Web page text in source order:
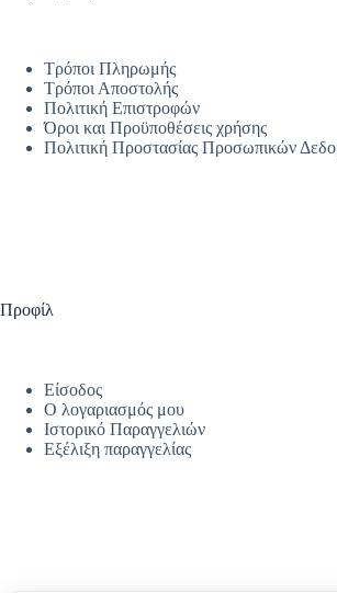
Τρόποι Πληρωμής
Τρόποι Αποστολής
Πολιτική Επιστροφών
Όροι και Προϋποθέσεις χρήσης
Πολιτική Προστασίας Προσωπικών
Προφίλ
Είσοδος
Ο λογαριασμός μου
Ιστορικό Παραγγελιών
Εξέλιξη παραγγελίας